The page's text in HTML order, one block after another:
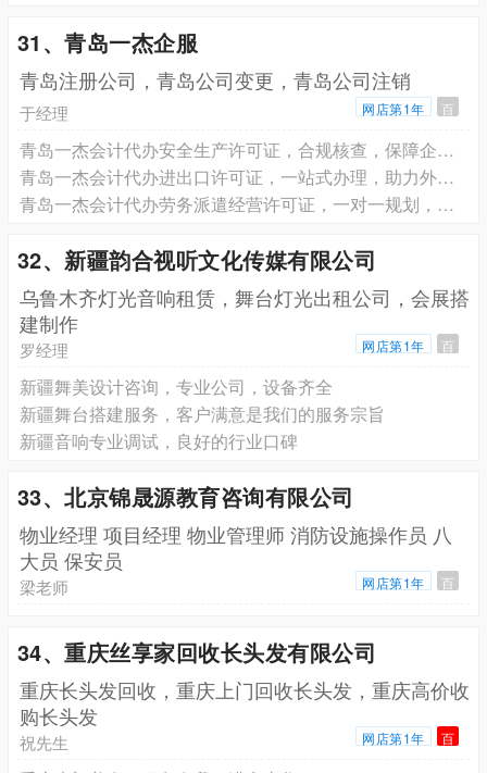
31、青岛一杰企服
青岛注册公司，青岛公司变更，青岛公司注销
于经理 网店第1年 百
青岛一杰会计代办安全生产许可证，合规核查，保障企业生产经营
青岛一杰会计代办进出口许可证，一站式办理，助力外贸接单
青岛一杰会计代办劳务派遣经营许可证，一对一规划，快速合规拿证
32、新疆韵合视听文化传媒有限公司
乌鲁木齐灯光音响租赁，舞台灯光出租公司，会展搭
建制作
罗经理 网店第1年 百
新疆舞美设计咨询，专业公司，设备齐全
新疆舞台搭建服务，客户满意是我们的服务宗旨
新疆音响专业调试，良好的行业口碑
33、北京锦晟源教育咨询有限公司
物业经理 项目经理 物业管理师 消防设施操作员 八
大员 保安员
梁老师 网店第1年 百
34、重庆丝享家回收长头发有限公司
重庆长头发回收，重庆上门回收长头发，重庆高价收
购长头发
祝先生 网店第1年 百